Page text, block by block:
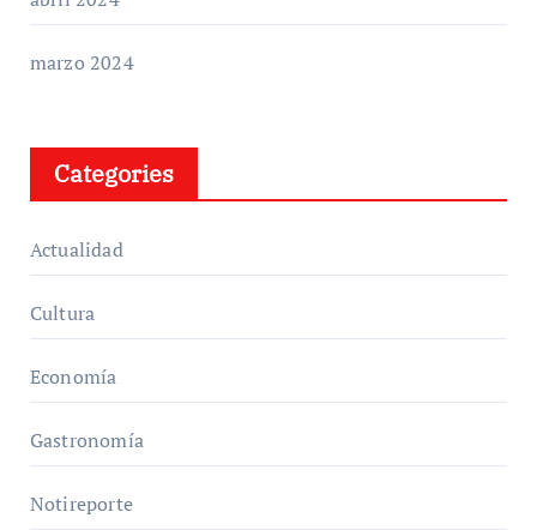
marzo 2024
Categories
Actualidad
Cultura
Economía
Gastronomía
Notireporte